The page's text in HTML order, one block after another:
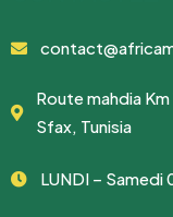
Route mahdia
Sfax, Tunisia
LUNDI –